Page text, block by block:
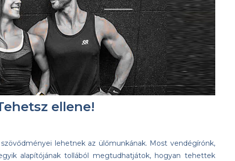
ellene!
lehetnek az ülőmunkának. Most vendégírónk,
alapítójának tollából megtudhatjátok, hogyan tehettek